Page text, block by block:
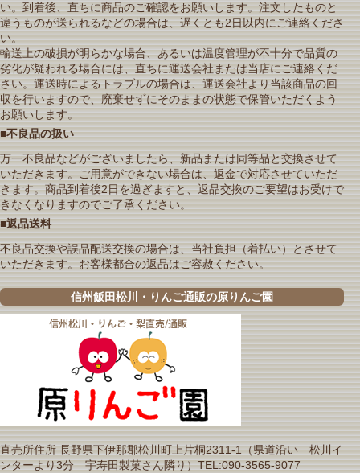
い。到着後、直ちに商品のご確認をお願いします。注文したものと
違うものが送られるなどの場合は、遅くとも2日以内にご連絡くださ
い。
輸送上の破損が明らかな場合、あるいは温度管理が不十分で品質の
劣化が疑われる場合には、直ちに運送会社または当店にご連絡くだ
さい。運送時によるトラブルの場合は、運送会社より当該商品の回
収を行いますので、廃棄せずにそのままの状態で保管いただくよう
お願いします。
■不良品の扱い
万一不良品などがございましたら、新品または同等品と交換させて
いただきます。ご用意ができない場合は、返金で対応させていただ
きます。商品到着後2日を過ぎますと、返品交換のご要望はお受けで
きなくなりますのでご了承ください。
■返品送料
不良品交換や誤品配送交換の場合は、当社負担（着払い）とさせて
いただきます。お客様都合の返品はご容赦ください。
信州飯田松川・りんご通販の原りんご園
直売所住所 長野県下伊那郡松川町上片桐2311-1（県道沿い 松川イ
ンターより3分 宇寿田製菓さん隣り）TEL:090-3565-9077